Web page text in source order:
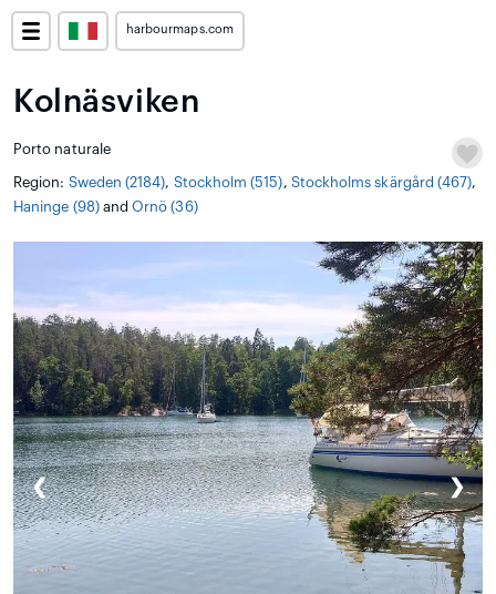
harbourmaps.com
Kolnäsviken
Porto naturale
Region: Sweden (2184), Stockholm (515), Stockholms skärgård (467),
Haninge (98)andOrnö (36)
❮ ❯